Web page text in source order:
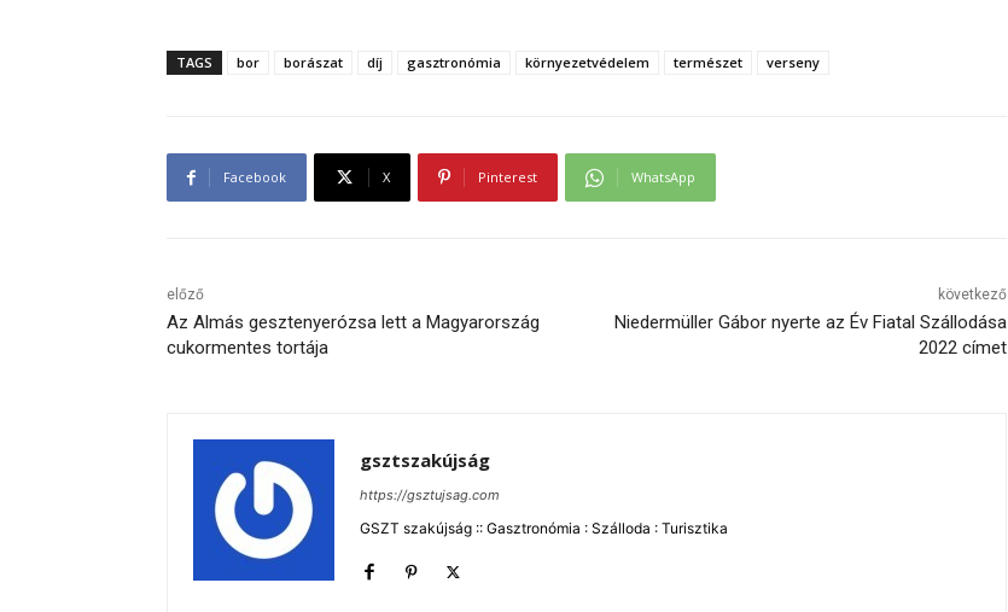
TAGS bor borászat díj gasztronómia környezetvédelem természet verseny
Facebook X Pinterest WhatsApp
előző
Az Almás gesztenyerózsa lett a Magyarország
cukormentes tortája
következő
Niedermüller Gábor nyerte az Év Fiatal Szállodása
2022 címet
gsztszakújság
https://gsztujsag.com
GSZT szakújság :: Gasztronómia : Szálloda : Turisztika